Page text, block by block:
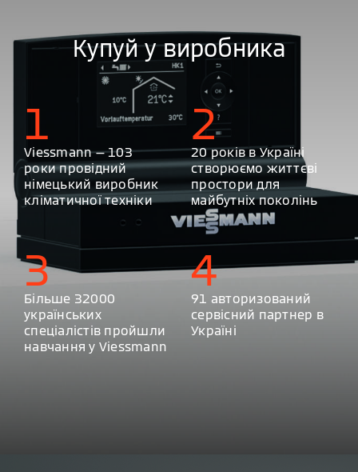
Купуй у виробника
1
Viessmann — 103
роки провідний
німецький виробник
кліматичної техніки
2
20 років в Україні
створюємо життєві
простори для
майбутніх поколінь
3
Більше 32000
українських
спеціалістів пройшли
навчання у Viessmann
4
91 авторизований
сервісний партнер в
Україні